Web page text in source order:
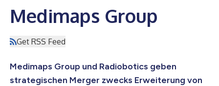
Medimaps Group
Get RSS Feed
Medimaps Group und Radiobotics geben
strategischen Merger zwecks Erweiterung von